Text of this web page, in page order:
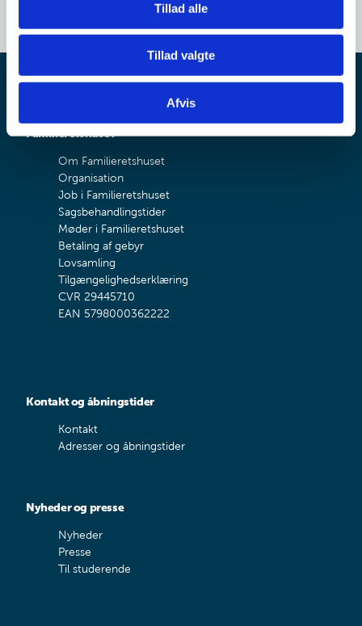
Tillad alle
Tillad valgte
Afvis
Familieretshuset
Om Familieretshuset
Organisation
Job i Familieretshuset
Sagsbehandlingstider
Møder i Familieretshuset
Betaling af gebyr
Lovsamling
Tilgængelighedserklæring
CVR 29445710
EAN 5798000362222
Kontakt og åbningstider
Kontakt
Adresser og åbningstider
Nyheder og presse
Nyheder
Presse
Til studerende